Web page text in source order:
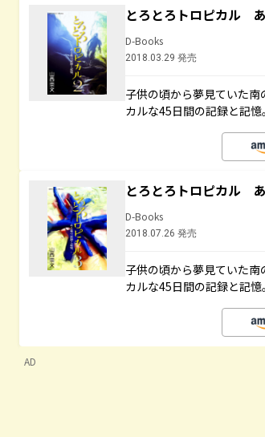
とろとろトロピカル
D-Books
2018.03.29 発売
子供の頃から夢見ていた
カルな45日間の記録と記憶。
とろとろトロピカル
D-Books
2018.07.26 発売
子供の頃から夢見ていた
カルな45日間の記録と記憶。
AD